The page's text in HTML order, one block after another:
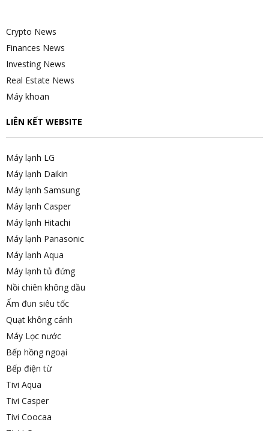
Crypto News
Finances News
Investing News
Real Estate News
Máy khoan
LIÊN KẾT WEBSITE
Máy lạnh LG
Máy lạnh Daikin
Máy lạnh Samsung
Máy lạnh Casper
Máy lạnh Hitachi
Máy lạnh Panasonic
Máy lạnh Aqua
Máy lạnh tủ đứng
Nồi chiên không dầu
Ấm đun siêu tốc
Quạt không cánh
Máy Lọc nước
Bếp hồng ngoại
Bếp điện từ
Tivi Aqua
Tivi Casper
Tivi Coocaa